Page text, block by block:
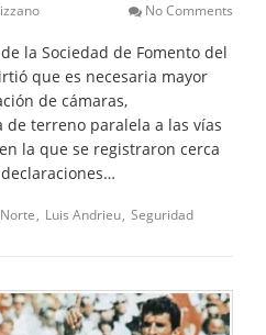
No Comments
la Sociedad de Fomento del
que es necesaria mayor
de cámaras,
terreno paralela a las vías
la que se registraron cerca
Luis Andrieu Seguridad